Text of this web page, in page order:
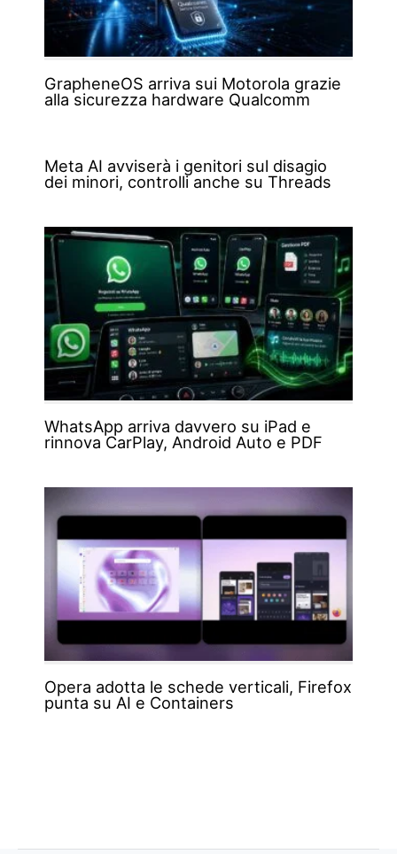
GrapheneOS arriva sui Motorola grazie
alla sicurezza hardware Qualcomm
Meta AI avviserà i genitori sul disagio
dei minori, controlli anche su Threads
WhatsApp arriva davvero su iPad e
rinnova CarPlay, Android Auto e PDF
Opera adotta le schede verticali, Firefox
punta su AI e Containers